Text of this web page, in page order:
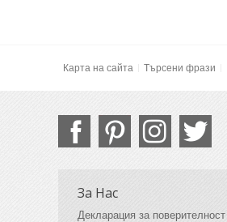
Карта на сайта Търсени фрази
За Нас
Декларация за поверителност